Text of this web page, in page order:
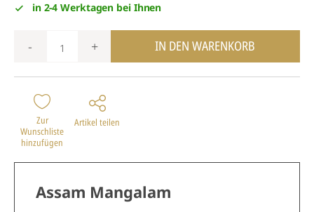
in 2-4 Werktagen bei Ihnen
+
- IN DEN WARENKORB
Zur
Wunschliste
hinzufügen
Artikel teilen
Assam Mangalam